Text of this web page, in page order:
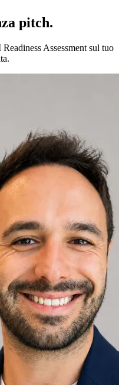
pitch.
Assessment sul tuo